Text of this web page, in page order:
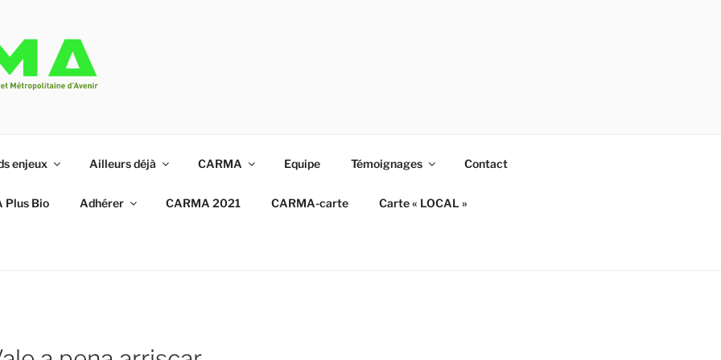
enjeux Ailleurs déjà CARMA Equipe Témoignages Contact
Plus Bio Adhérer CARMA 2021 CARMA-carte Carte « LOCAL »